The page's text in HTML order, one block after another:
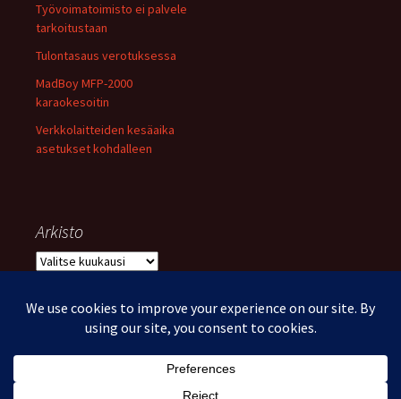
Työvoimatoimisto ei palvele
tarkoitustaan
Tulontasaus verotuksessa
MadBoy MFP-2000
karaokesoitin
Verkkolaitteiden kesäaika
asetukset kohdalleen
Arkisto
Arkisto